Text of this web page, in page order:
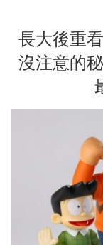
長大後重
沒注意的